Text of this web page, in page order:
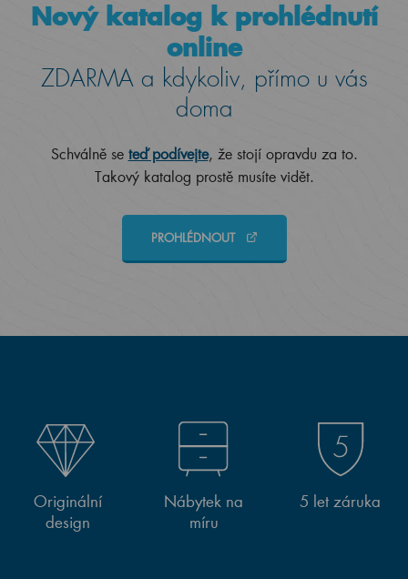
Nový katalog k prohlédnutí
online
ZDARMA a kdykoliv, přímo u vás
doma
Schválně se teď podívejte, že stojí opravdu za to.
Takový katalog prostě musíte vidět.
PROHLÉDNOUT
Originální
design
Nábytek na
míru
5 let záruka